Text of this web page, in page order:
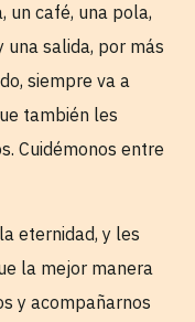
un café, una pola,
una salida, por más
siempre va a
también les
Cuidémonos entre
eternidad, y les
la mejor manera
y acompañarnos